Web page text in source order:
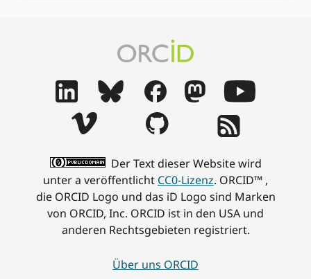
Der Text dieser Website wird
unter a veröffentlicht CC0-Lizenz. ORCID™ ,
die ORCID Logo und das iD Logo sind Marken
von ORCID, Inc. ORCID ist in den USA und
anderen Rechtsgebieten registriert.
Über uns ORCID